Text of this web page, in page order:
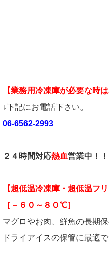
【業務用冷凍庫が必要な時
↓下記にお電話下さい。
06-6562-2993
２４時間対応熱血営業中！！
【超低温冷凍庫・超低温フリ
［－６０～８０℃］
マグロやお肉、鮮魚の長期
ドライアイスの保管に最適で